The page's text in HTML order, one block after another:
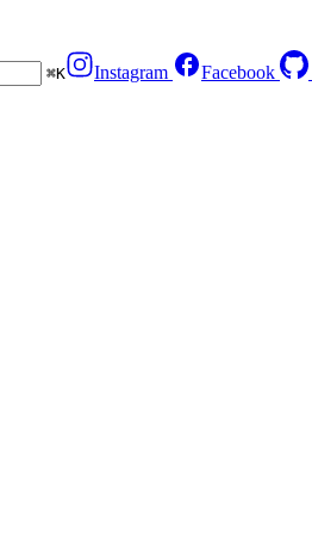
⌘K Instagram Facebook